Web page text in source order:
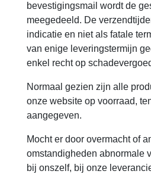
bevestigingsmail wordt de
meegedeeld. De
indicatie en niet als fatale
van enige leveringstermijn
enkel recht op
Normaal gezien zijn alle
onze website op voorraad,
aangegeven.
Mocht er door overmacht of
omstandigheden abnormale
bij onszelf, bij onze